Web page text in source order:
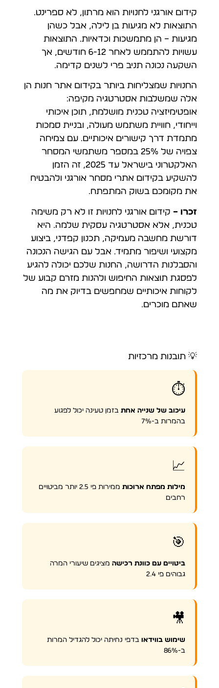
קידום אורגני לחנויות הוא מרתון, לא ספרינט.
התוצאות לא מגיעות בן לילה, אבל כשהן
מגיעות – הן מתמשכות וכדאיות. התוצאות
עשויות להתממש לאחר 6-12 חודשים, אך
השקעה נכונה תניב פרי לשנים קדימה.
החנויות שמצליחות ביותר בקידום אתר חנות הן
אלה שמשלבות אסטרטגיה מקיפה:
אופטימיזציה טכנית מושלמת, תוכן איכותי
וייחודי, חוויית משתמש מעולה, ובניית סמכות
מתמדת דרך קישורים איכותיים. עם צמיחה
צפויה של 25% במספר משתמשי המסחר
האלקטרוני בישראל עד 2025, זה הזמן
להשקיע בקידום אתרי מסחר אורגני ולהבטיח
את מקומכם בשוק המתפתח.
זכרו – קידום אורגני לחנויות זו לא רק משימה
טכנית, אלא אסטרטגיה עסקית שלמה. היא
דורשת מחשבה מעמיקה, תכנון קפדני, ביצוע
מקצועי ושיפור מתמיד. אבל עם הגישה הנכונה
והסבלנות הדרושה, החנות שלכם יכולה להגיע
לפסגת תוצאות החיפוש ולהנות מזרם קבוע של
לקוחות איכותיים שמחפשים בדיוק את מה
שאתם מוכרים.
💡 תובנות מרכזיות
⏱️
עיכוב של שנייה אחת בזמן טעינה יכול לפגוע
בהמרות ב-7%
📈
מילות מפתח ארוכות
ממירות פי 2.5 יותר מביטויים
רחבים
🎯
ביטויים עם כוונת רכישה מציגים שיעורי המרה
גבוהים פי 2.4
🎥
שימוש בווידאו בדפי נחיתה יכול להגדיל המרות
ב-86%